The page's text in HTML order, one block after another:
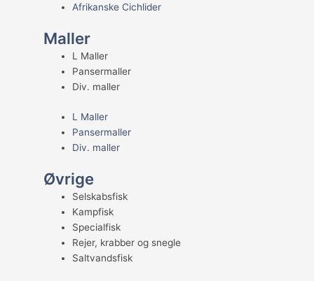
Afrikanske Cichlider
Maller
L Maller
Pansermaller
Div. maller
L Maller
Pansermaller
Div. maller
Øvrige
Selskabsfisk
Kampfisk
Specialfisk
Rejer, krabber og snegle
Saltvandsfisk